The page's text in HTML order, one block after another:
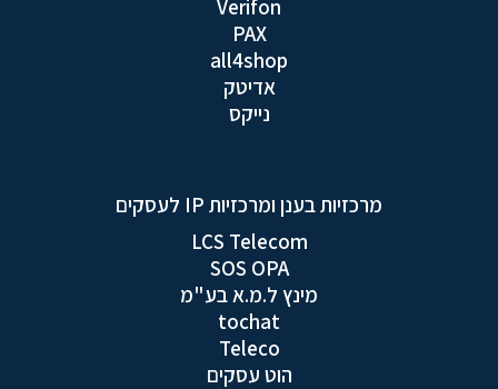
Verifon
PAX
all4shop
אדיטק
נייקס
מרכזיות בענן ומרכזיות IP לעסקים
LCS Telecom
SOS OPA
מינץ ל.מ.א בע"מ
tochat
Teleco
הוט עסקים